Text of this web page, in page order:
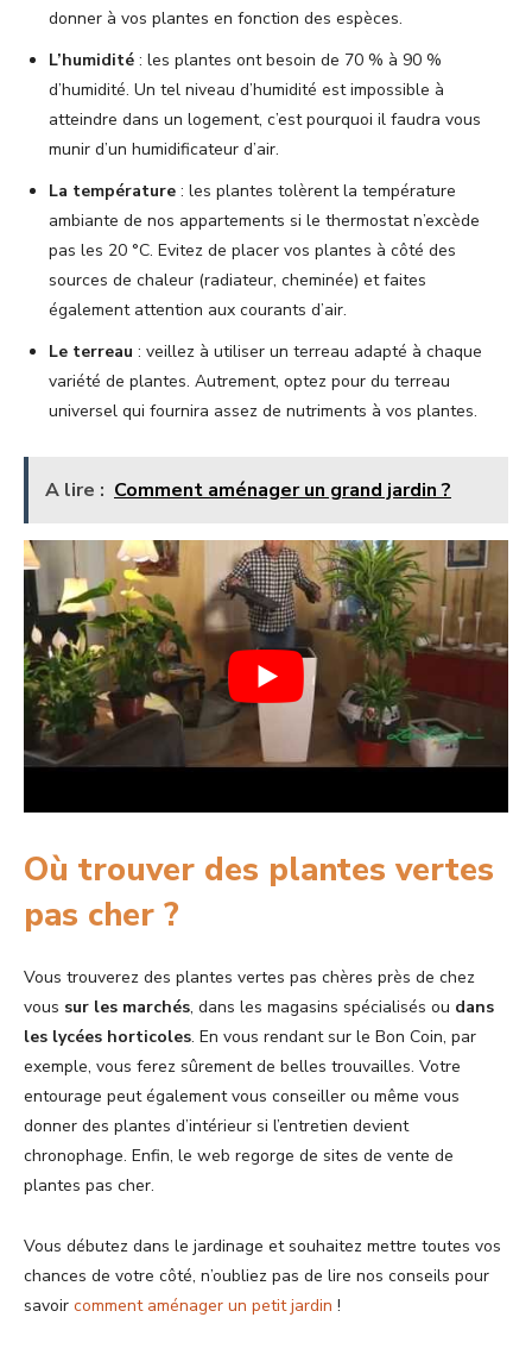
donner à vos plantes en fonction des espèces.
L’humidité : les plantes ont besoin de 70 % à 90 %
d’humidité. Un tel niveau d’humidité est impossible à
atteindre dans un logement, c’est pourquoi il faudra vous
munir d’un humidificateur d’air.
La température : les plantes tolèrent la température
ambiante de nos appartements si le thermostat n’excède
pas les 20 °C. Evitez de placer vos plantes à côté des
sources de chaleur (radiateur, cheminée) et faites
également attention aux courants d’air.
Le terreau : veillez à utiliser un terreau adapté à chaque
variété de plantes. Autrement, optez pour du terreau
universel qui fournira assez de nutriments à vos plantes.
A lire : Comment aménager un grand jardin ?
Où trouver des plantes vertes
pas cher ?
Vous trouverez des plantes vertes pas chères près de chez
vous sur les marchés, dans les magasins spécialisés ou dans
les lycées horticoles. En vous rendant sur le Bon Coin, par
exemple, vous ferez sûrement de belles trouvailles. Votre
entourage peut également vous conseiller ou même vous
donner des plantes d’intérieur si l’entretien devient
chronophage. Enfin, le web regorge de sites de vente de
plantes pas cher.
Vous débutez dans le jardinage et souhaitez mettre toutes vos
chances de votre côté, n’oubliez pas de lire nos conseils pour
savoir comment aménager un petit jardin !